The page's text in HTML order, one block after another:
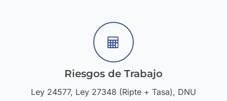
Riesgos de Trabajo​
Ley 24577, Ley 27348 (Ripte + Tasa), DNU